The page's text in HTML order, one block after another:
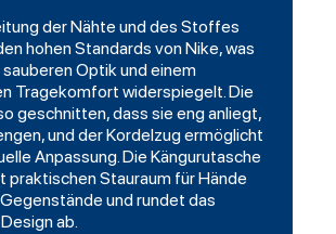
der Nähte und des Stoffes
hohen Standards von Nike, was
sauberen Optik und einem
Tragekomfort widerspiegelt. Die
geschnitten, dass sie eng anliegt,
und der Kordelzug ermöglicht
Anpassung. Die Kängurutasche
praktischen Stauraum für Hände
und rundet das
ab.